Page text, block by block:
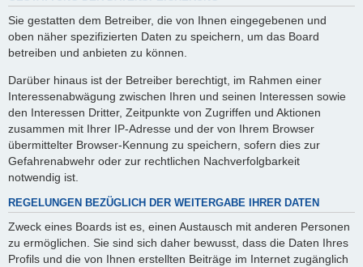
Sie gestatten dem Betreiber, die von Ihnen eingegebenen und
oben näher spezifizierten Daten zu speichern, um das Board
betreiben und anbieten zu können.
Darüber hinaus ist der Betreiber berechtigt, im Rahmen einer
Interessenabwägung zwischen Ihren und seinen Interessen sowie
den Interessen Dritter, Zeitpunkte von Zugriffen und Aktionen
zusammen mit Ihrer IP-Adresse und der von Ihrem Browser
übermittelter Browser-Kennung zu speichern, sofern dies zur
Gefahrenabwehr oder zur rechtlichen Nachverfolgbarkeit
notwendig ist.
REGELUNGEN BEZÜGLICH DER WEITERGABE IHRER DATEN
Zweck eines Boards ist es, einen Austausch mit anderen Personen
zu ermöglichen. Sie sind sich daher bewusst, dass die Daten Ihres
Profils und die von Ihnen erstellten Beiträge im Internet zugänglich